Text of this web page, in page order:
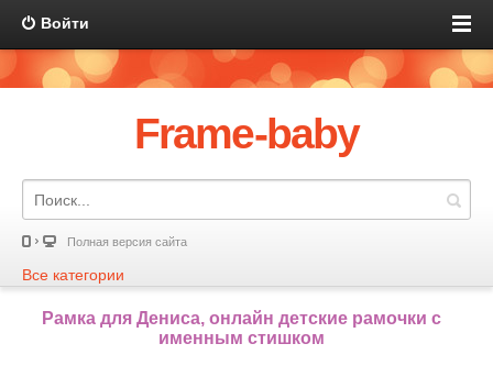
Войти
Frame-baby
Полная версия сайта
Все категории
Рамка для Дениса, онлайн детские рамочки с
именным стишком